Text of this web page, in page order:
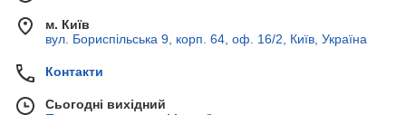
м. Київ
вул. Бориспільська 9, корп. 64, оф. 16/2, Київ, Україна
Контакти
Сьогодні вихідний